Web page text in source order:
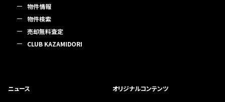
物件情報
物件検索
売却無料査定
CLUB KAZAMIDORI
ニュース オリジナルコンテンツ